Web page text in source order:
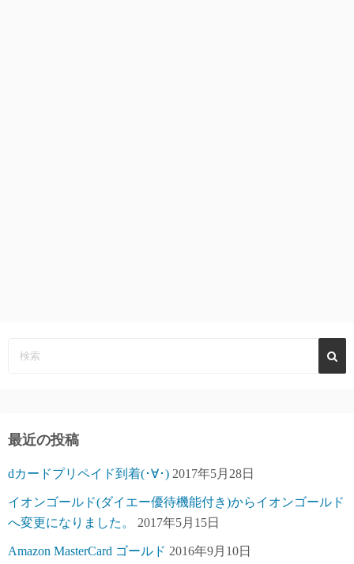
最近の投稿
dカードプリペイド到着(･∀･) 2017年5月28日
イオンゴールド(ダイエー優待機能付き)からイオンゴールド
へ変更になりました。
2017年5月15日
Amazon MasterCard ゴールド 2016年9月10日